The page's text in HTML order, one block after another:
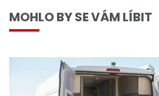
MOHLO BY SE VÁM LÍBIT